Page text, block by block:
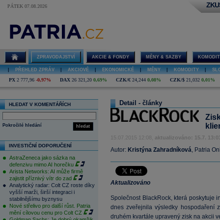
PÁTEK 07.08.2026
ZPRAVODAJSTVÍ AKCIE & FONDY MĚNY & SAZBY
PŘEHLED ZPRÁV AKCIOVÉ EKONOMICKÉ MĚNY KOMODITY
PX 2 777,96 -0,97% DAX 26 321,20 0,69% CZK/€ 24,244 0,08% CZK/$ 21,032 0,01%
HLEDAT V KOMENTÁŘÍCH
hledat
Pokročilé hledání
INVESTIČNÍ DOPORUČENÍ
AstraZeneca jako sázka na
defenzivu mimo AI horečku
Arista Networks: AI může firmě
zajistit příznivý vítr do zad
Analytický radar: Colt CZ roste díky
vyšší marži, širší integraci i
stabilnějšímu byznysu
Nové střelivo pro další růst. Patria
mění cílovou cenu pro Colt CZ
Detail - články
15.07.2015 12:08, aktualizováno: 15.7.
Autor: Kristýna Zahradníková, Patria
Aktualizováno
Společnost BlackRock, která poskytuje
dnes zveřejnila výsledky hospodaření
druhém kvartále upravený zisk na akcii